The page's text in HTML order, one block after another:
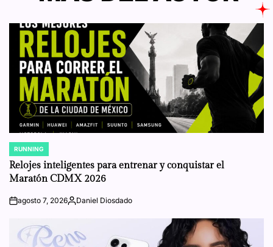
POSTED
IN
RUNNING
Relojes inteligentes para entrenar y conquistar el
Maratón CDMX 2026
onagosto 7, 2026Posted
Daniel Diosdado